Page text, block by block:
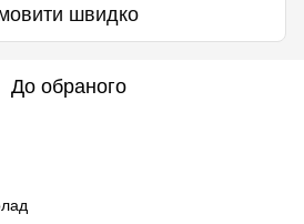
швидко
До обраного